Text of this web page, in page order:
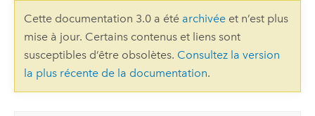
Cette documentation 3.0 a été archivéeet n’est plus
mise à jour. Certains contenus et liens sont
susceptibles d’être obsolètes. Consultez la version
la plus récente de la documentation.